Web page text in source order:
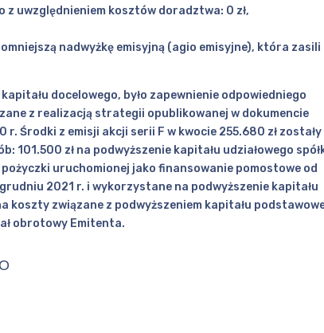
uwzględnieniem kosztów doradztwa: 0 zł,
nadwyżkę emisyjną (agio emisyjne), która zasili
docelowego, było zapewnienie odpowiedniego
z realizacją strategii opublikowanej w dokumencie
Środki z emisji akcji serii F w kwocie 255.680 zł zostały
zł na podwyższenie kapitału udziałowego
pożyczki uruchomionej jako finansowanie pomostowe od
2021 r. i wykorzystane na podwyższenie kapitału
koszty związane z podwyższeniem kapitału
obrotowy Emitenta.